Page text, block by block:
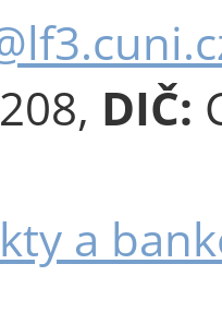
DIČ:
a